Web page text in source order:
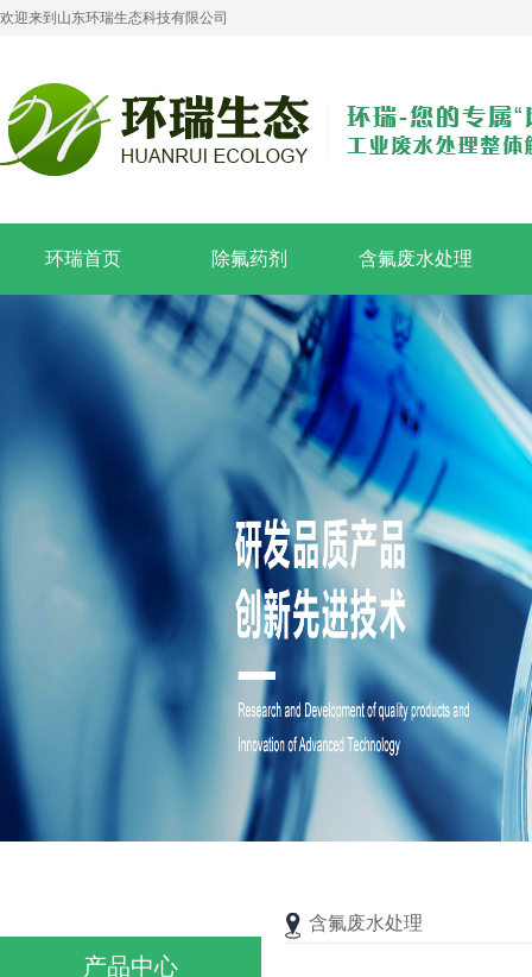
欢迎来到山东环瑞生态科技有限公司
环瑞首页 除氟药剂 含氟废水处理
产品中心
含氟废水处理